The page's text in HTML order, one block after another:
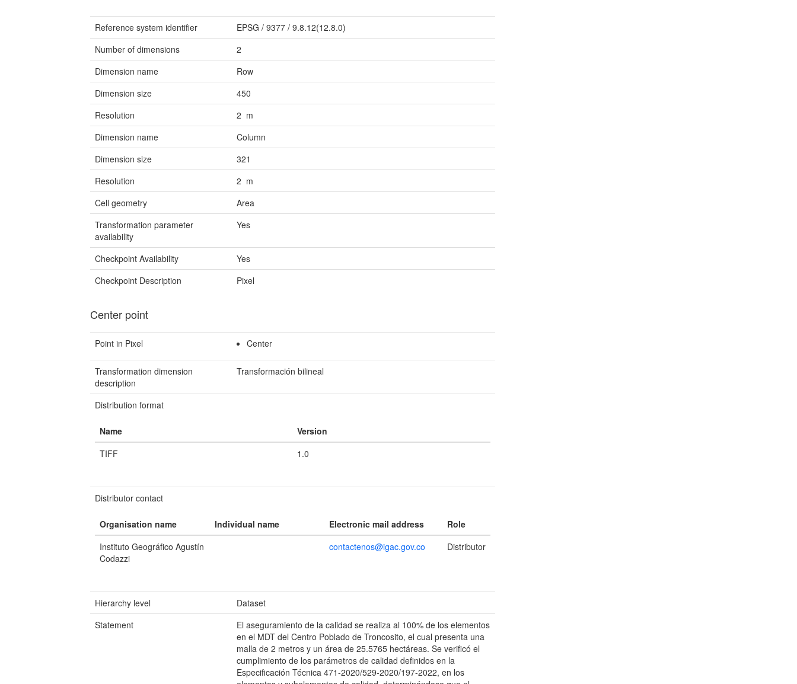
Reference system identifier EPSG /9377 /9.8.12(12.8.0)
Number of dimensions
2
Dimension name
Row
Dimension size
450
Resolution
2 m
Dimension name
Column
Dimension size
321
Resolution
2 m
Cell geometry
Area
Transformation parameter
availability
Yes
Checkpoint Availability
Yes
Checkpoint Description
Pixel
Center point
Point in Pixel Center
Transformation dimension
description
Transformación bilineal
Distribution format
Name
Version
TIFF
1.0
Distributor contact
Organisation name Individual name Electronic mail address
Role
Instituto Geográfico Agustín
Codazzi
contactenos@igac.gov.co Distributor
Hierarchy level
Dataset
Statement
El aseguramiento de la calidad se realiza al 100% de los elementos
en el MDT del Centro Poblado de Troncosito, el cual presenta una
malla de 2 metros y un área de 25.5765 hectáreas. Se verificó el
cumplimiento de los parámetros de calidad definidos en la
Especificación Técnica 471-2020/529-2020/197-2022, en los